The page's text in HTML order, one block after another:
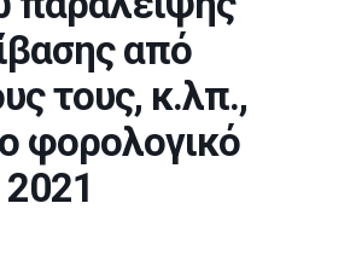
από
τους, κ.λπ.,
φορολογικό